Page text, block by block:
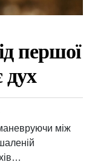
першої
дух
між